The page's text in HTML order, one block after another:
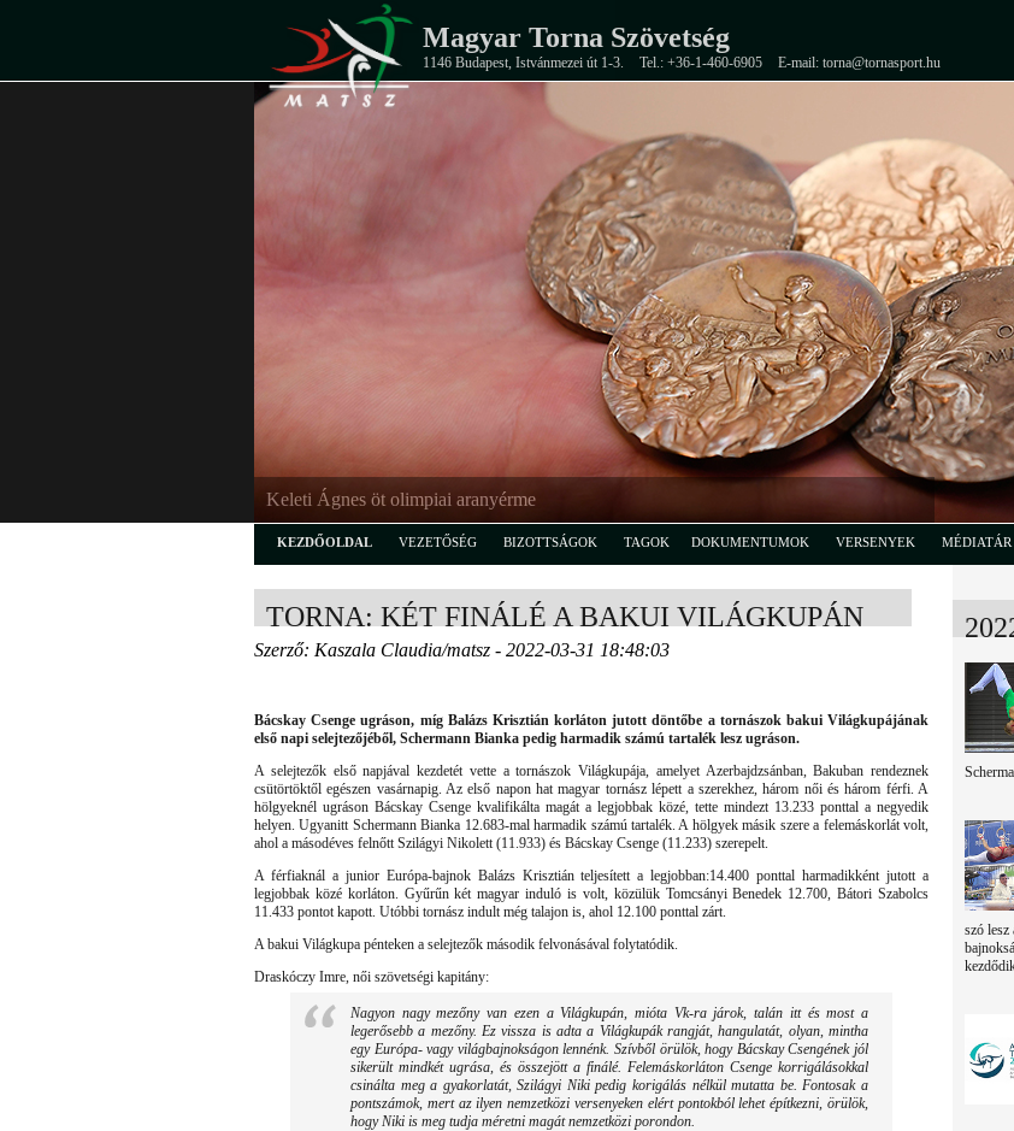
Magyar Torna Szövetség
1146 Budapest, Istvánmezei út 1-3. Tel.: +36-1-460-6905 E-mail: torna@tornasport.hu
Keleti Ágnes öt olimpiai aranyérme
KEZDŐOLDAL VEZETŐSÉG BIZOTTSÁGOK TAGOK DOKUMENTUMOK VERSENYEK MÉDIATÁR
TORNA: KÉT FINÁLÉ A BAKUI VILÁGKUPÁN
Szerző: Kaszala Claudia/matsz - 2022-03-31 18:48:03
Bácskay Csenge ugráson, míg Balázs Krisztián korláton jutott döntőbe a tornászok bakui Világkupájának
első napi selejtezőjéből, Schermann Bianka pedig harmadik számú tartalék lesz ugráson.
A selejtezők első napjával kezdetét vette a tornászok Világkupája, amelyet Azerbajdzsánban, Bakuban rendeznek
csütörtöktől egészen vasárnapig. Az első napon hat magyar tornász lépett a szerekhez, három női és három férfi. A
hölgyeknél ugráson Bácskay Csenge kvalifikálta magát a legjobbak közé, tette mindezt 13.233 ponttal a negyedik
helyen. Ugyanitt Schermann Bianka 12.683-mal harmadik számú tartalék. A hölgyek másik szere a felemáskorlát volt,
ahol a másodéves felnőtt Szilágyi Nikolett (11.933) és Bácskay Csenge (11.233) szerepelt.
A férfiaknál a junior Európa-bajnok Balázs Krisztián teljesített a legjobban:14.400 ponttal harmadikként jutott a
legjobbak közé korláton. Gyűrűn két magyar induló is volt, közülük Tomcsányi Benedek 12.700, Bátori Szabolcs
11.433 pontot kapott. Utóbbi tornász indult még talajon is, ahol 12.100 ponttal zárt.
A bakui Világkupa pénteken a selejtezők második felvonásával folytatódik.
Draskóczy Imre, női szövetségi kapitány:
Nagyon nagy mezőny van ezen a Világkupán, mióta Vk-ra járok, talán itt és most a
legerősebb a mezőny. Ez vissza is adta a Világkupák rangját, hangulatát, olyan, mintha
egy Európa- vagy világbajnokságon lennénk. Szívből örülök, hogy Bácskay Csengének jól
sikerült mindkét ugrása, és összejött a finálé. Felemáskorláton Csenge korrigálásokkal
csinálta meg a gyakorlatát, Szilágyi Niki pedig korigálás nélkül mutatta be. Fontosak a
pontszámok, mert az ilyen nemzetközi versenyeken elért pontokból lehet építkezni, örülök,
hogy Niki is meg tudja méretni magát nemzetközi porondon.
szó lesz